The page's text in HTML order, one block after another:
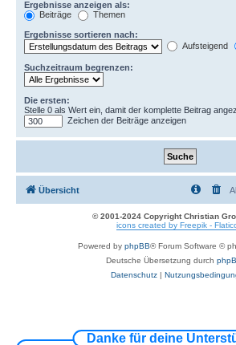
Ergebnisse anzeigen als:
Beiträge
Themen
Ergebnisse sortieren nach:
Aufsteigend
Suchzeitraum begrenzen:
Die ersten:
Stelle 0 als Wert ein, damit der komplette Beitrag
Zeichen der Beiträge anzeigen
Übersicht
© 2001-2024 Copyright Christian
icons created by Freepik -
Powered by phpBB® Forum Software ©
Deutsche Übersetzung durch
Datenschutz|
Danke für deine